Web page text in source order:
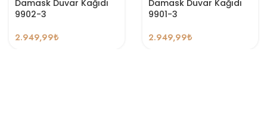
Damask Duvar Kağıdı
9902-3
2.949,99₺
Damask Duvar Kağıdı
9901-3
2.949,99₺